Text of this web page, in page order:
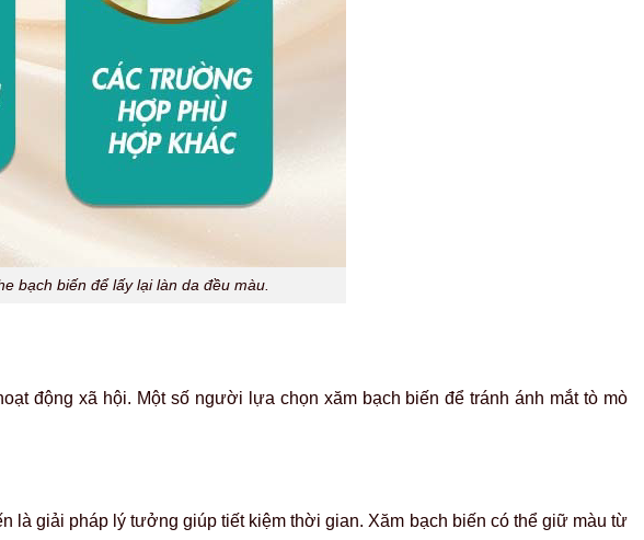
bạch biến để lấy lại làn da đều màu.
động xã hội. Một số người lựa chọn xăm bạch biến để tránh ánh mắt tò mò
là giải pháp lý tưởng giúp tiết kiệm thời gian. Xăm bạch biến có thể giữ màu từ